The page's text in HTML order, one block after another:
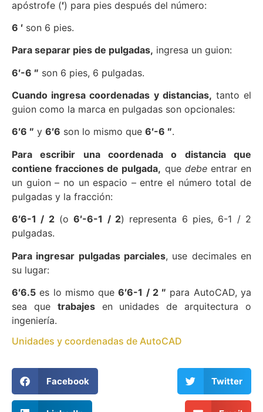
apóstrofe (′) para pies después del número:
6 ′ son 6 pies.
Para separar pies de pulgadas, ingresa un guion:
6′-6 ″ son 6 pies, 6 pulgadas.
Cuando ingresa coordenadas y distancias, tanto el
guion como la marca en pulgadas son opcionales:
6′6 ″ y 6′6 son lo mismo que 6′-6 ″.
Para escribir una coordenada o distancia que
contiene fracciones de pulgada, que debeentrar en
un guion – no un espacio – entre el número total de
pulgadas y la fracción:
6′6-1 / 2(o6′-6-1 / 2) representa 6 pies, 6-1 / 2
pulgadas.
Para ingresar pulgadas parciales, use decimales en
su lugar:
6′6.5 es lo mismo que6′6-1 / 2 ″ para AutoCAD, ya
sea que trabajesen unidades de arquitectura o
ingeniería.
Unidades y coordenadas de AutoCAD
Facebook Twitter